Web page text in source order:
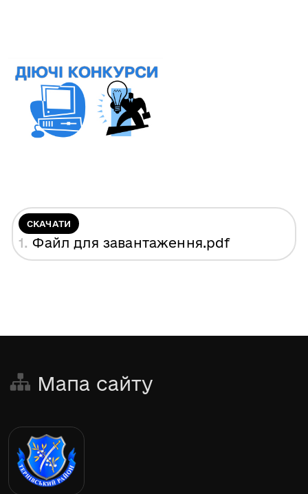
СКАЧАТИ
1. Файл для завантаження.pdf
Мапа сайту